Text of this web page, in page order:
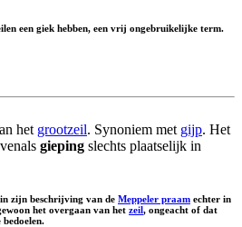
een giek hebben, een vrij ongebruikelijke term.
het grootzeil. Synoniem met gijp. Het
gieping slechts plaatselijk in
in zijn beschrijving van de Meppeler praam echter in
het overgaan van het zeil, ongeacht of dat
bedoelen.